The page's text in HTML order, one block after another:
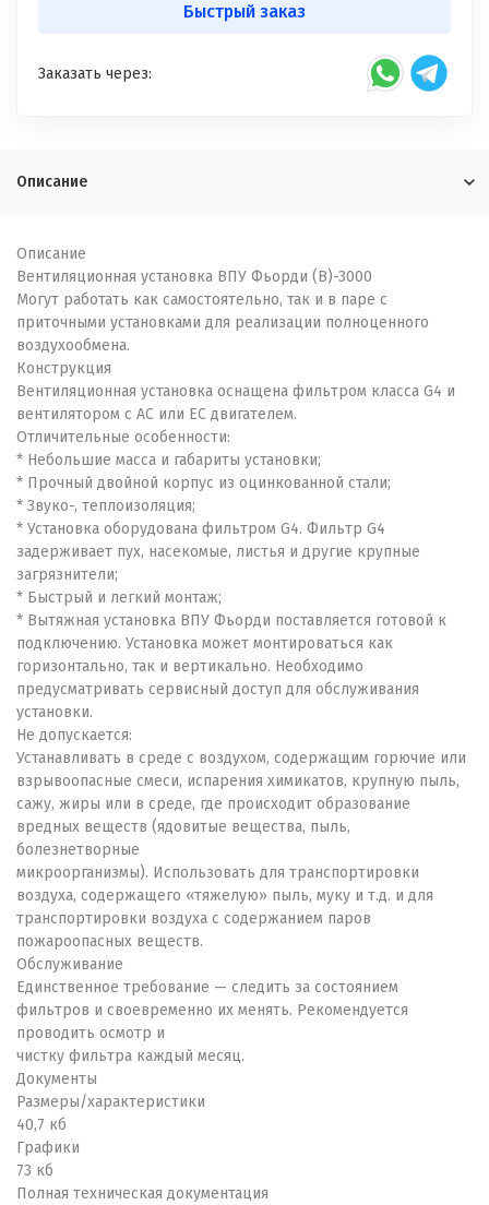
Быстрый заказ
Заказать через:
Описание
Описание
Вентиляционная установка ВПУ Фьорди (В)-3000
Могут работать как самостоятельно, так и в паре с
приточными установками для реализации полноценного
воздухообмена.
Конструкция
Вентиляционная установка оснащена фильтром класса G4 и
вентилятором с AC или EC двигателем.
Отличительные особенности:
* Небольшие масса и габариты установки;
* Прочный двойной корпус из оцинкованной стали;
* Звуко-, теплоизоляция;
* Установка оборудована фильтром G4. Фильтр G4
задерживает пух, насекомые, листья и другие крупные
загрязнители;
* Быстрый и легкий монтаж;
* Вытяжная установка ВПУ Фьорди поставляется готовой к
подключению. Установка может монтироваться как
горизонтально, так и вертикально. Необходимо
предусматривать сервисный доступ для обслуживания
установки.
Не допускается:
Устанавливать в среде с воздухом, содержащим горючие или
взрывоопасные смеси, испарения химикатов, крупную пыль,
сажу, жиры или в среде, где происходит образование
вредных веществ (ядовитые вещества, пыль,
болезнетворные
микроорганизмы). Использовать для транспортировки
воздуха, содержащего «тяжелую» пыль, муку и т.д. и для
транспортировки воздуха с содержанием паров
пожароопасных веществ.
Обслуживание
Единственное требование — следить за состоянием
фильтров и своевременно их менять. Рекомендуется
проводить осмотр и
чистку фильтра каждый месяц.
Документы
Размеры/характеристики
40,7 кб
Графики
73 кб
Полная техническая документация